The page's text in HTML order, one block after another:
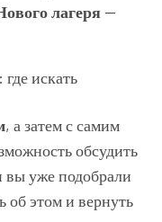
лагеря —
, а затем с самим
обсудить
уже подобрали
об этом и вернуть